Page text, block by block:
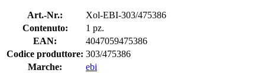
Art.-Nr.:
Xol-EBI-303/475386
Contenuto:
1 pz.
EAN:
4047059475386
Codice produttore: 303/475386
Marche:
ebi